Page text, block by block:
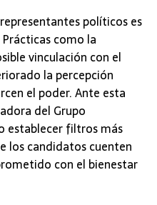
políticos es
como la
vinculación con el
la percepción
el poder. Ante esta
del Grupo
establecer filtros más
los candidatos cuenten
con el bienestar